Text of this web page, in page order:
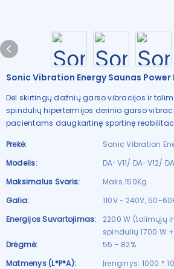
Sonic Vibration Energy Saunas Power
Dėl skirtingų dažnių garso vibracijos ir
spindulių hipertermijos derinio garso
pacientams daugkartinę sportinę
Prekė:
Sonic Vibration
Modelis:
DA-V11/ DA-V12/
Maksimalus Svoris:
Maks.150Kg
Galia:
110V ~ 240V, 50-
Energijos Suvartojimas:
2200 W (tolimųjų
spindulių 1700 W
Drėgmė:
55 - 82%
Matmenys (L*P*A):
Įrenginys: 1000 *